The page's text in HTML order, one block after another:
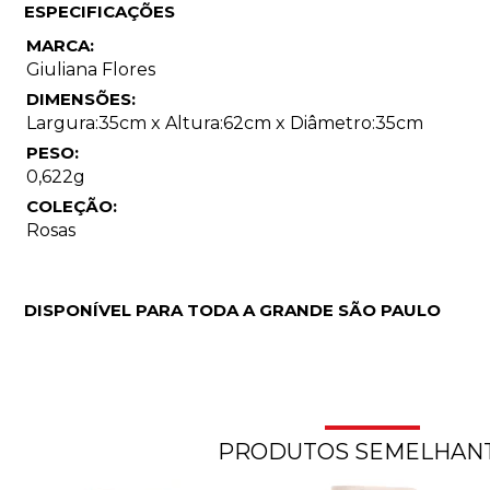
ESPECIFICAÇÕES
MARCA:
Giuliana Flores
DIMENSÕES:
Largura:35cm x Altura:62cm x Diâmetro:35cm
PESO:
0,622g
COLEÇÃO:
Rosas
DISPONÍVEL PARA TODA A GRANDE SÃO PAULO
PRODUTOS